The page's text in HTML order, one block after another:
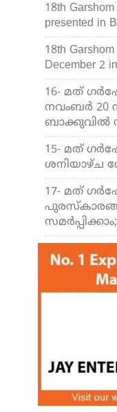
18th
presented in
18th
December 2
16- മത്
നവംബർ
ബാക്കുവിൽ
15- മത്
ശനിയാഴ്ച
17- മത്